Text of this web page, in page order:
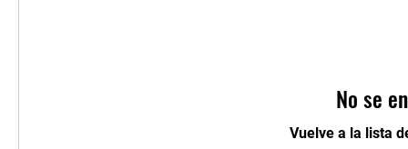
No se
Vuelve a la lista